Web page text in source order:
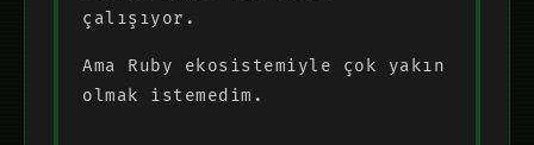
çalışıyor.
Ama Ruby ekosistemiyle çok yakın
olmak istemedim.